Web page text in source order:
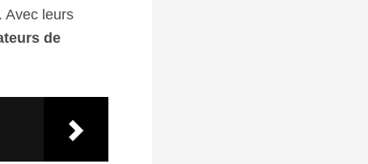
Avec leurs
de